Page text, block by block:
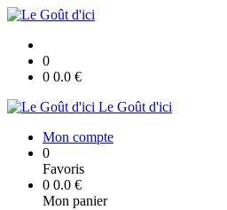
0
0 0.0 €
Le Goût d'ici
Mon compte
0
Favoris
0 0.0 €
Mon panier